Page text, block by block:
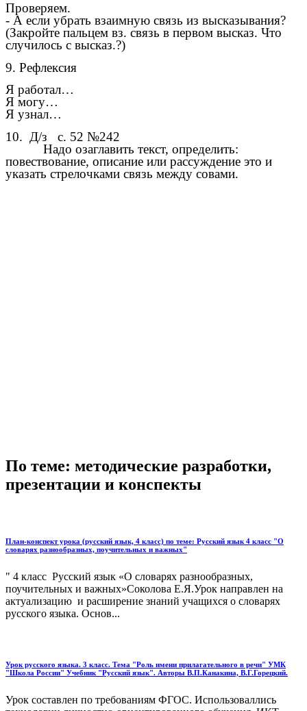
Проверяем.
- А если убрать взаимную связь из высказывания?
(Закройте пальцем вз. связь в первом высказ. Что
случилось с высказ.?)
9. Рефлексия
Я работал…
Я могу…
Я узнал…
10. Д/з с. 52 №242
Надо озаглавить текст, определить:
повествование, описание или рассуждение это и
указать стрелочками связь между совами.
По теме: методические разработки,
презентации и конспекты
План-конспект урока (русский язык, 4 класс) по теме: Русский язык 4 класс "О
словарях разнообразных, поучительных и важных"
" 4 класс Русский язык «О словарях разнообразных,
поучительных и важных»Соколова Е.Я.Урок направлен на
актуализацию и расширение знаний учащихся о словарях
русского языка. Основ...
Урок русского языка. 3 класс. Тема "Роль имени прилагательного в речи" УМК
"Школа России" Учебник "Русский язык". Авторы В.П.Канакина, В.Г.Горецкий.
Урок составлен по требованиям ФГОС. Использоваллись